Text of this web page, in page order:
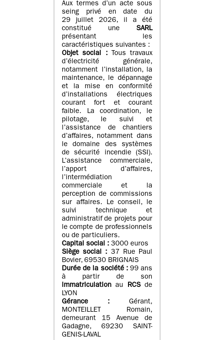
Aux termes d’un acte sous
seing privé en date du
29 juillet 2026, il a été
constitué une SARL
présentant les
caractéristiques suivantes :
Objet social :
Tous travaux
d’électricité générale,
notamment l’installation, la
maintenance, le dépannage
et la mise en conformité
d’installations électriques
courant fort et courant
faible. La coordination, le
pilotage, le suivi et
l’assistance de chantiers
d’affaires, notamment dans
le domaine des systèmes
de sécurité incendie (SSI).
L’assistance commerciale,
l’apport d’affaires,
l’intermédiation
commerciale et la
perception de commissions
sur affaires. Le conseil, le
suivi technique et
administratif de projets pour
le compte de professionnels
ou de particuliers.
Capital social : 3000 euros
Siège social : 37 Rue Paul
Bovier, 69530 BRIGNAIS
Durée de la société : 99 ans
à partir de son
immatriculation au RCSde
LYON
Gérance :
Gérant,
MONTEILLET Romain,
demeurant 15 Avenue de
Gadagne, 69230 SAINT-
GENIS-LAVAL